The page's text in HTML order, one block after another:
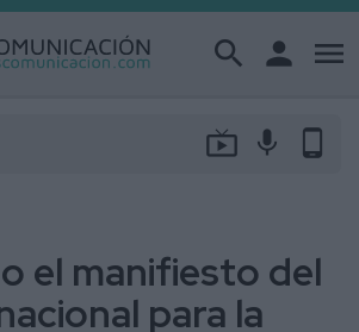
search person menu
live_tv mic phone_android
el manifiesto del
para la